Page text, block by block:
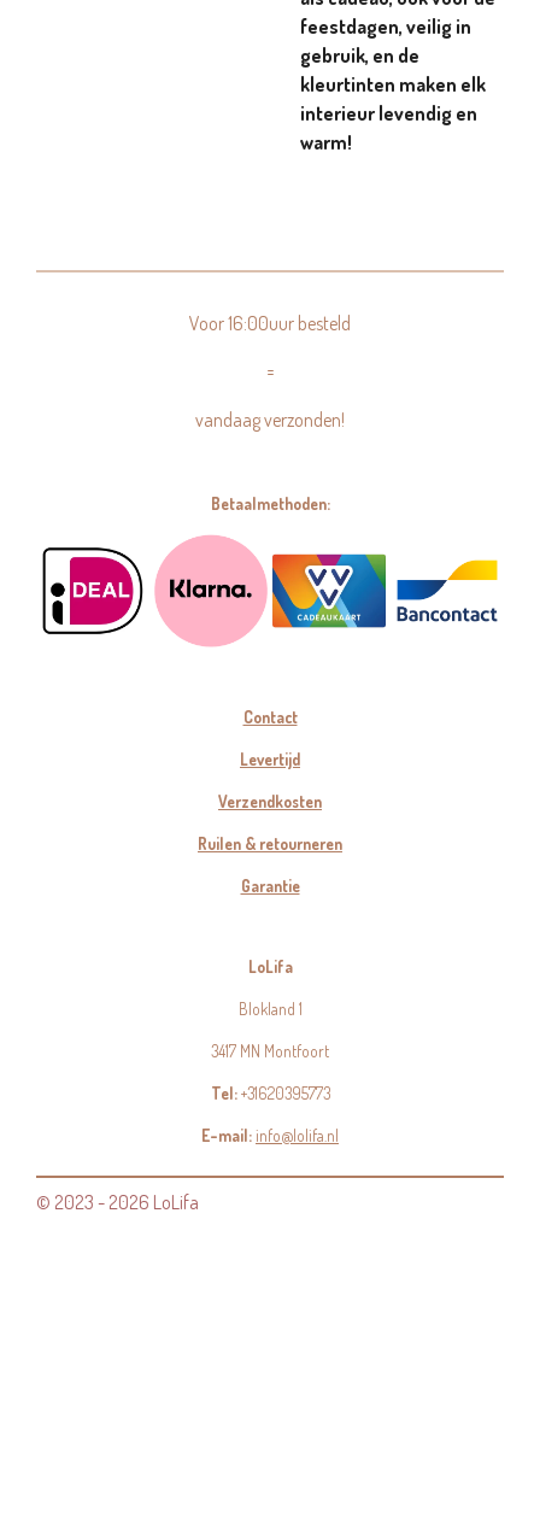
feestdagen, veilig in
gebruik, en de
kleurtinten maken elk
interieur levendig en
warm!
Voor 16:00uur besteld
=
vandaag verzonden!
Betaalmethoden:
Contact
Levertijd
Verzendkosten
Ruilen & retourneren
Garantie
LoLifa
Blokland 1
3417 MN Montfoort
Tel:+31620395773
E-mail:info@lolifa.nl
© 2023 - 2026 LoLifa